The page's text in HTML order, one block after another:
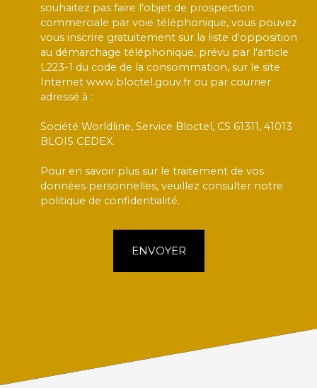
souhaitez pas faire l'objet de prospection
commerciale par voie téléphonique, vous pouvez
vous inscrire gratuitement sur la liste d'opposition
au démarchage téléphonique, prévu par l'article
L223-1 du code de la consommation, sur le site
Internet www.bloctel.gouv.fr ou par courrier
adressé à :
Société Worldline, Service Bloctel, CS 61311, 41013
BLOIS CEDEX.
Pour en savoir plus sur le traitement de vos
données personnelles, veuillez consulter notre
politique de confidentialité.
ENVOYER